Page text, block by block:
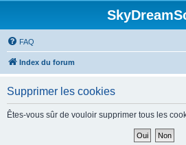
FAQ
Index du forum
Supprimer les cookies
Êtes-vous sûr de vouloir supprimer tous les